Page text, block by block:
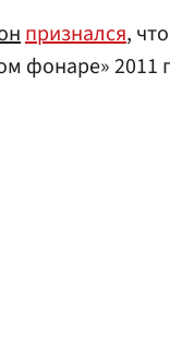
признался, что
фонаре» 2011